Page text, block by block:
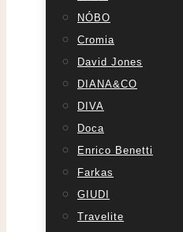
NÓBO
Cromia
David Jones
DIANA&CO
DIVA
Doca
Enrico Benetti
Farkas
GIUDI
Travelite